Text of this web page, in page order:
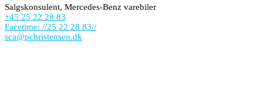
Salgskonsulent, Mercedes-Benz varebiler
+45 25 22 28 83
Facetime: //25 22 28 83//
sca@pchristensen.dk